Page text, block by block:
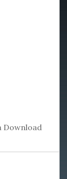
Download